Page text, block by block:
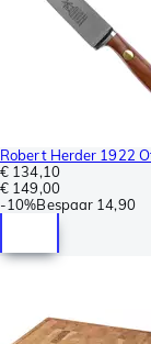
Robert Herder 1922
€ 134,10
€ 149,00
-10%Bespaar 14,90